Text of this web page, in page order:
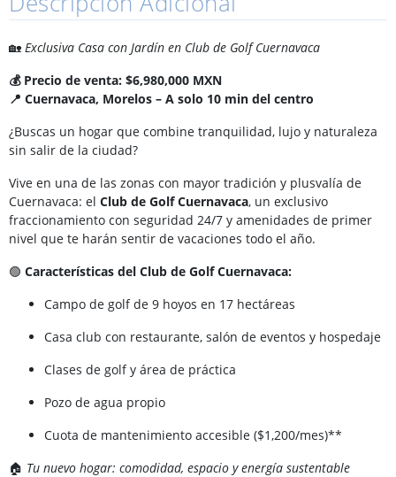
🏡 Exclusiva Casa con Jardín en Club de Golf Cuernavaca
💰 Precio de venta: $6,980,000 MXN
📍 Cuernavaca, Morelos – A solo 10 min del centro
¿Buscas un hogar que combine tranquilidad, lujo y naturaleza
sin salir de la ciudad?
Vive en una de las zonas con mayor tradición y plusvalía de
Cuernavaca: el Club de Golf Cuernavaca, un exclusivo
fraccionamiento con seguridad 24/7 y amenidades de primer
nivel que te harán sentir de vacaciones todo el año.
🟢 Características del Club de Golf Cuernavaca:
Campo de golf de 9 hoyos en 17 hectáreas
Casa club con restaurante, salón de eventos y hospedaje
Clases de golf y área de práctica
Pozo de agua propio
Cuota de mantenimiento accesible ($1,200/mes)**
🏠 Tu nuevo hogar: comodidad, espacio y energía sustentable